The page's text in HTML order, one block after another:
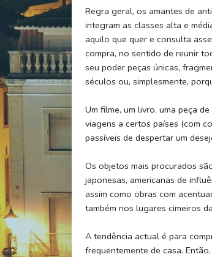
Regra geral, os amantes de
integram as classes alta e
aquilo que quer e consulta
compra, no sentido de reunir
seu poder peças únicas,
séculos ou, simplesmente,
Um filme, um livro, uma peça
viagens a certos países (com
passíveis de despertar um
Os objetos mais procurados
japonesas, americanas de
assim como obras com
também nos lugares cimeiros
A tendência actual é para
frequentemente de casa.